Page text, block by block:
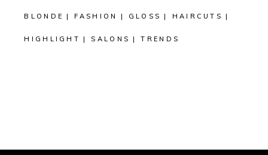
BLONDE FASHION GLOSS HAIRCUTS
HIGHLIGHT SALONS TRENDS